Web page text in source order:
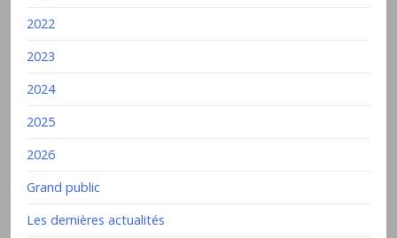
2022
2023
2024
2025
2026
Grand public
Les dernières actualités